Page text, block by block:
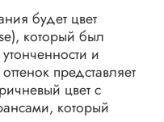
будет цвет
который был
и
представляет
цвет с
который